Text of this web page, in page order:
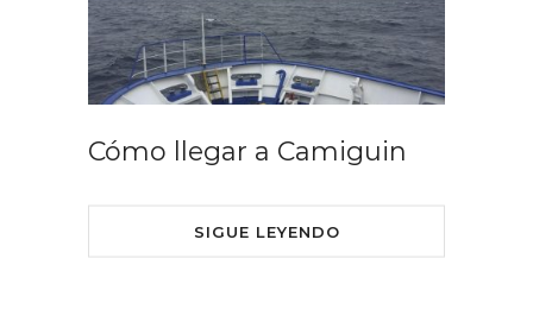
Cómo llegar a Camiguin
SIGUE LEYENDO